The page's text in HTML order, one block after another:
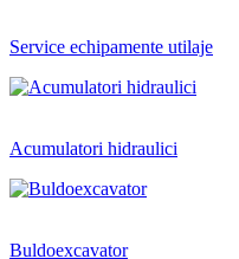
Service echipamente utilaje
Acumulatori hidraulici
Buldoexcavator